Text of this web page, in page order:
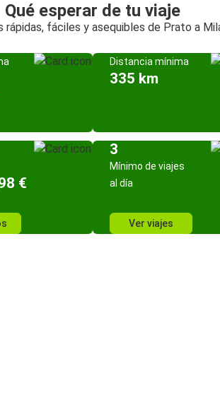
Qué esperar de tu viaje
rápidas, fáciles y asequibles de Prato a
Distancia mínima
335 km
€
3
Mínimo de viajes
al día
Ver viajes